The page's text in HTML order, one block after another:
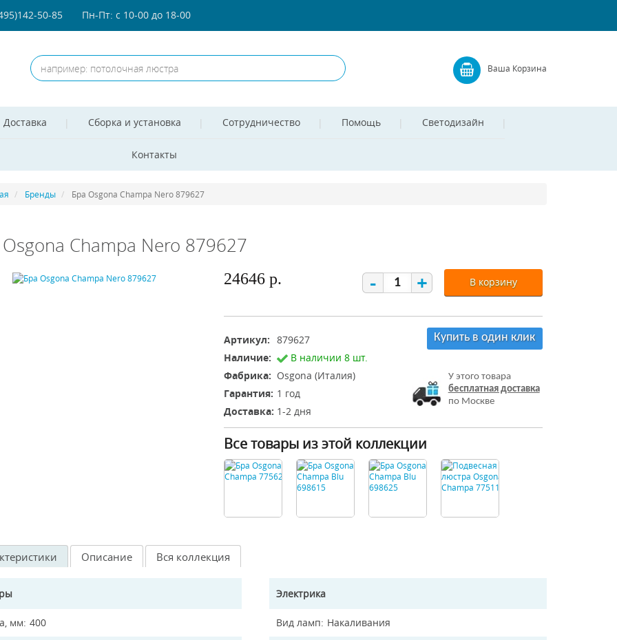
50-85 Пн-Пт: с 10-00 до 18-00
Ваша Корзина
Доставка Сборка и установка Сотрудничество Помощь Светодизайн
Контакты
Бренды Бра Osgona Champa Nero 879627
Champa Nero 879627
24646 р. - + В корзину
Артикул: 879627
Наличие:
В наличии 8 шт.
Фабрика: Osgona (Италия)
Гарантия: 1 год
Доставка: 1-2 дня
Купить в один клик
У этого товара
бесплатная доставка
по Москве
Все товары из этой коллекции
Описание Вся коллекция
мм 400
Электрика
Вид ламп Накаливания